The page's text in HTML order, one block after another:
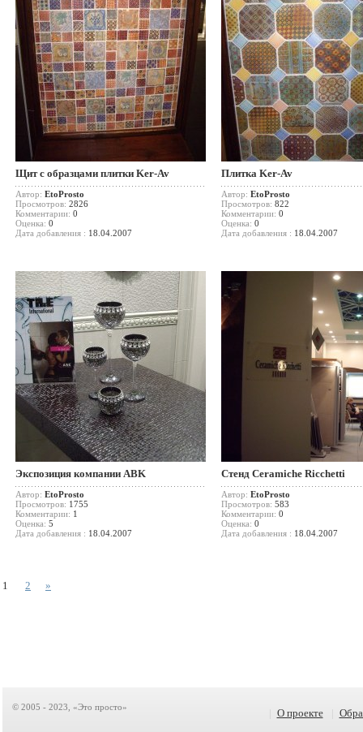
Щит с образцами плитки Ker-Av
Автор: EtoProsto
Просмотров: 2826
Комментарии: 0
Оценка: 0
Дата добавления : 18.04.2007
Плитка Ker-Av
Автор: EtoProsto
Просмотров: 822
Комментарии: 0
Оценка: 0
Дата добавления : 18.04.2007
Экспозиция компании ABK
Автор: EtoProsto
Просмотров: 1755
Комментарии: 1
Оценка: 5
Дата добавления : 18.04.2007
Стенд Ceramiche Ricchetti
Автор: EtoProsto
Просмотров: 583
Комментарии: 0
Оценка: 0
Дата добавления : 18.04.2007
1 2 »
© 2005 - 2023, «Это просто» О проекте